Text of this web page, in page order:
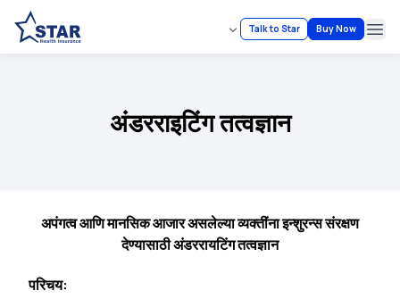
Talk to Star Buy Now
अंडरराइटिंग तत्वज्ञान
अपंगत्व आणि मानसिक आजार असलेल्या व्यक्तींना इन्शुरन्स संरक्षण
देण्यासाठी अंडररायटिंग तत्वज्ञान
परिचय: